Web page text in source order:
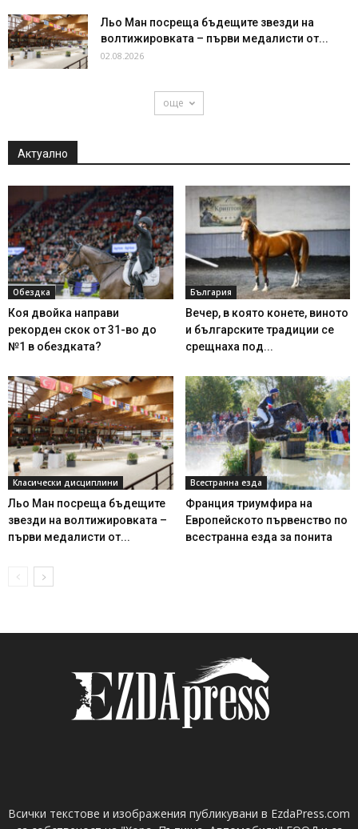
Льо Ман посреща бъдещите звезди на
волтижировката – първи медалисти от...
02.08.2026
още
Актуално
Обездка
Коя двойка направи
рекорден скок от 31-во до
№1 в обездката?
България
Вечер, в която конете, виното
и българските традиции се
срещнаха под...
Класически дисциплини
Льо Ман посреща бъдещите
звезди на волтижировката –
първи медалисти от...
Всестранна езда
Франция триумфира на
Европейското първенство по
всестранна езда за понита
Всички текстове и изображения публикувани в EzdaPress.com